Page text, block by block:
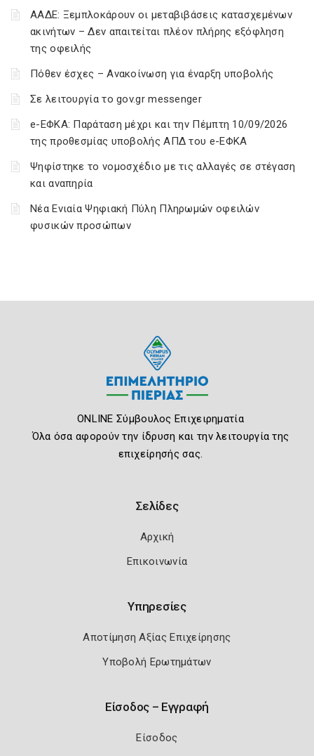
ΑΑΔΕ: Ξεμπλοκάρουν οι μεταβιβάσεις κατασχεμένων
ακινήτων – Δεν απαιτείται πλέον πλήρης εξόφληση
της οφειλής
Πόθεν έσχες – Ανακοίνωση για έναρξη υποβολής
Σε λειτουργία το gov.gr messenger
e-ΕΦΚΑ: Παράταση μέχρι και την Πέμπτη 10/09/2026
της προθεσμίας υποβολής ΑΠΔ του e-ΕΦΚΑ
Ψηφίστηκε το νομοσχέδιο με τις αλλαγές σε στέγαση
και αναπηρία
Νέα Ενιαία Ψηφιακή Πύλη Πληρωμών οφειλών
φυσικών προσώπων
ONLINE Σύμβουλος Επιχειρηματία
Όλα όσα αφορούν την ίδρυση και την λειτουργία της
επιχείρησής σας.
Σελίδες
Αρχική
Επικοινωνία
Υπηρεσίες
Αποτίμηση Αξίας Επιχείρησης
Υποβολή Ερωτημάτων
Είσοδος – Εγγραφή
Είσοδος